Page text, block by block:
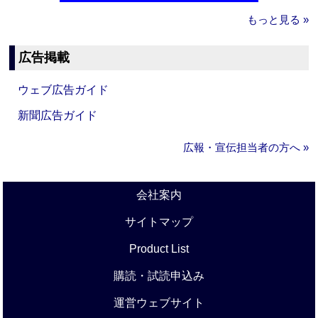
もっと見る »
広告掲載
ウェブ広告ガイド
新聞広告ガイド
広報・宣伝担当者の方へ »
会社案内
サイトマップ
Product List
購読・試読申込み
運営ウェブサイト